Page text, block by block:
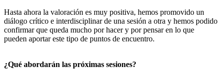
Hasta ahora la valoración es muy positiva, hemos promovido un
diálogo crítico e interdisciplinar de una sesión a otra y hemos podido
confirmar que queda mucho por hacer y por pensar en lo que
pueden aportar este tipo de puntos de encuentro.
¿Qué abordarán las próximas sesiones?